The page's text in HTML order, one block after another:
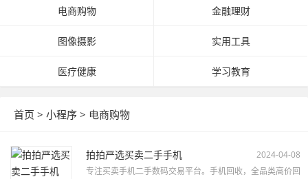
电商购物 金融理财
图像摄影 实用工具
医疗健康 学习教育
首页 > 小程序 > 电商购物
拍拍严选买卖二手手机
2024-04-08
专注买卖手机二手数码交易平台。手机回收，全品类高价回